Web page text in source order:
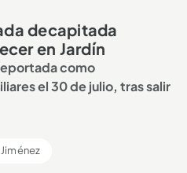
decapitada
en Jardín
como
el 30 de julio, tras salir